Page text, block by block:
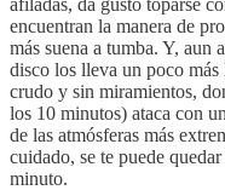
encuentran la manera de
más suena a tumba. Y, aun
disco los lleva un poco
crudo y sin miramientos,
los 10 minutos) ataca con
de las atmósferas más
cuidado, se te puede
minuto.